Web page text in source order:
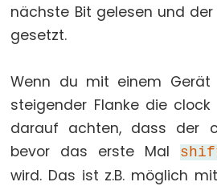
else
for
if
return
switch...case
while
nächste Bit gelesen und
gesetzt.
Wenn du mit einem Gerät
steigender Flanke die
darauf achten, dass der
bevor das erste Mal
wird. Das ist z.B. möglich